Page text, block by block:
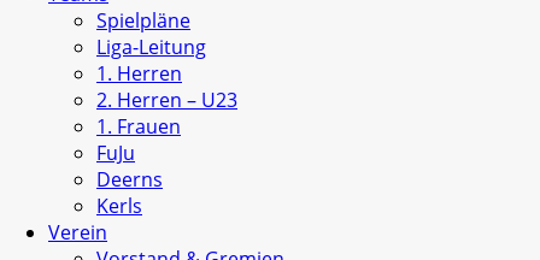
Spielpläne
Liga-Leitung
1. Herren
2. Herren – U23
1. Frauen
FuJu
Deerns
Kerls
Verein